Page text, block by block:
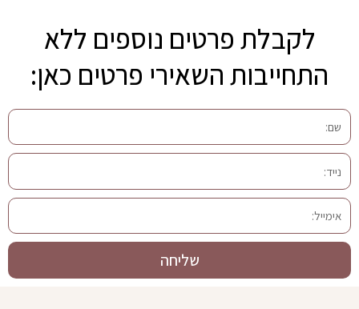
לקבלת פרטים נוספים ללא
התחייבות השאירי פרטים כאן:
ש
ם
נ
י
ד
א
י
י
שליחה